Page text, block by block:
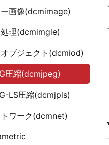
画像(dcmimage)
理(dcmimgle)
ブジェクト(dcmiod)
圧縮(dcmjpeg)
LS圧縮(dcmjpls)
ワーク(dcmnet)